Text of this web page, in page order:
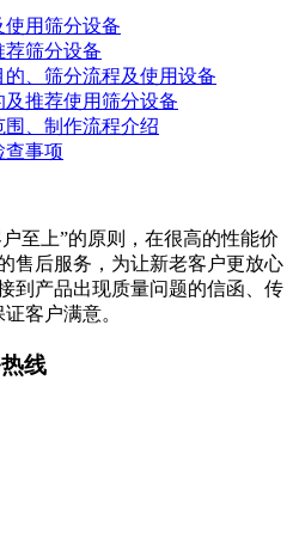
用筛分设备
筛分设备
、筛分流程及使用设备
推荐使用筛分设备
、制作流程介绍
查事项
至上”的原则，在很高的性能价
售后服务，为让新老客户更放心
到产品出现质量问题的信函、传
客户满意。
线